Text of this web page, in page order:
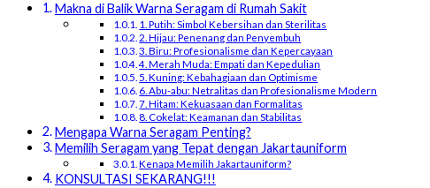
Makna di Balik Warna Seragam di Rumah Sakit
1. Putih: Simbol Kebersihan dan Sterilitas
2. Hijau: Penenang dan Penyembuh
3. Biru: Profesionalisme dan Kepercayaan
4. Merah Muda: Empati dan Kepedulian
5. Kuning: Kebahagiaan dan Optimisme
6. Abu-abu: Netralitas dan Profesionalisme Modern
7. Hitam: Kekuasaan dan Formalitas
8. Cokelat: Keamanan dan Stabilitas
Mengapa Warna Seragam Penting?
Memilih Seragam yang Tepat dengan Jakartauniform
Kenapa Memilih Jakartauniform?
KONSULTASI SEKARANG!!!